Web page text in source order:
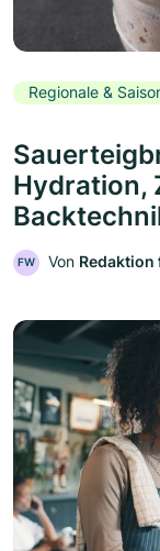
Regionale &
Hydration,
FW Von